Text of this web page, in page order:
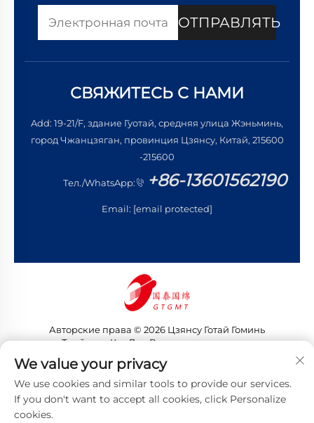
ОТПРАВЛЯТЬ
СВЯЖИТЕСЬ С НАМИ
Add: 19-21/F, здание Гуотай, средняя улица Жэньминь,
город Чжанцзяган, провинция Цзянсу, Китай, 215600
-215600
Тел./WhatsApp: +86-13601562190
Email: [email protected]
Авторские права © 2026 Цзянсу Готай Гоминь
Трейдинг Ко., Лтд. Все права защищены
Политика конфиденциальности
We value your privacy
We use cookies and similar tools to provide our services.
If you don't want to accept all cookies, click Personalize
cookies.